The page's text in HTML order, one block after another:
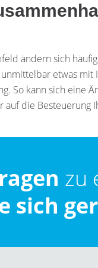
ändern sich
etwas mit
So kann sich eine
auf die Besteuerung
zu
sich